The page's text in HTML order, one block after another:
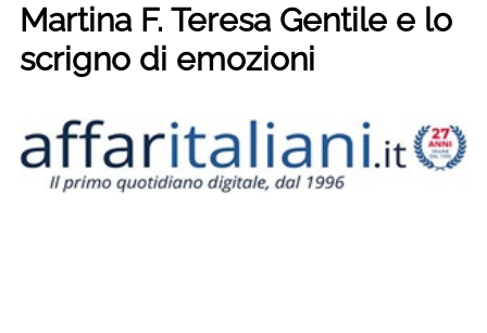
Martina F. Teresa Gentile e lo
scrigno di emozioni